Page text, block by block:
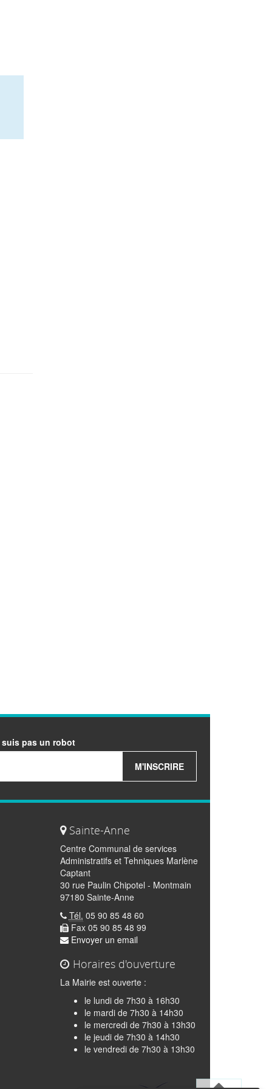
pas un robot
M'INSCRIRE
Sainte-Anne
Centre Communal de services
Administratifs et Tehniques Marlène
Captant
30 rue Paulin Chipotel - Montmain
97180 Sainte-Anne
Tél. 05 90 85 48 60
Fax 05 90 85 48 99
Envoyer un email
Horaires d'ouverture
La Mairie est ouverte :
le lundi de 7h30 à 16h30
le mardi de 7h30 à 14h30
le mercredi de 7h30 à 13h30
le jeudi de 7h30 à 14h30
le vendredi de 7h30 à 13h30